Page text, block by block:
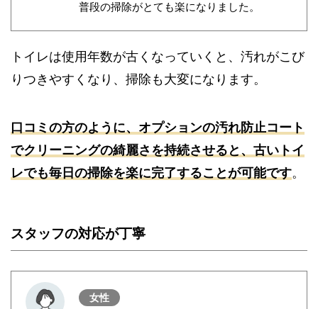
普段の掃除がとても楽になりました。
トイレは使用年数が古くなっていくと、汚れがこび
りつきやすくなり、掃除も大変になります。
口コミの方のように、オプションの汚れ防止コート
でクリーニングの綺麗さを持続させると、古いトイ
レでも毎日の掃除を楽に完了することが可能です。
スタッフの対応が丁寧
女性